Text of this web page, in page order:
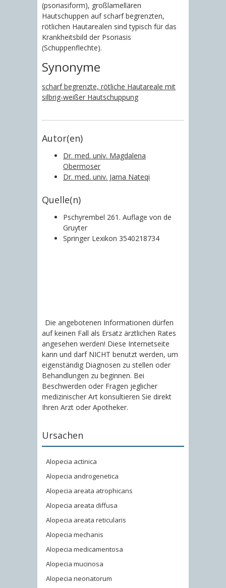
(psoriasiform), großlamellären
Hautschuppen auf scharf begrenzten,
rötlichen Hautarealen sind typisch für das
Krankheitsbild der Psoriasis
(Schuppenflechte).
Synonyme
scharf begrenzte, rötliche Hautareale mit
silbrig-weißer Hautschuppung
Autor(en)
Dr. med. univ. Magdalena
Obermoser
Dr. med. univ. Jama Nateqi
Quelle(n)
Pschyrembel 261. Auflage von de
Gruyter
Springer Lexikon 3540218734
Die angebotenen Informationen dürfen
auf keinen Fall als Ersatz ärztlichen Rates
angesehen werden! Diese Internetseite
kann und darf NICHT benutzt werden, um
eigenständig Diagnosen zu stellen oder
Behandlungen zu beginnen. Bei
Beschwerden oder Fragen jeglicher
medizinischer Art konsultieren Sie direkt
Ihren Arzt oder Apotheker.
Ursachen
Alopecia actinica
Alopecia androgenetica
Alopecia areata atrophicans
Alopecia areata diffusa
Alopecia areata reticularis
Alopecia mechanis
Alopecia medicamentosa
Alopecia mucinosa
Alopecia neonatorum